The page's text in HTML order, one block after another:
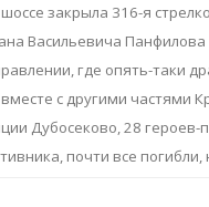
закрыла 316-я
Васильевича
где опять-таки
с другими частями
Дубосеково, 28
почти все погибли,